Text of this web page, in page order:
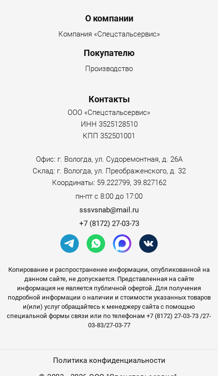
О компании
Компания «Спецстальсервис»
Покупателю
Производство
Контакты
ООО «Спецстальсервис»
ИНН 3525128510
КПП 352501001
Офис: г. Вологда, ул. Судоремонтная, д. 26А
Склад: г. Вологда, ул. Преображенского, д. 32
Координаты: 59.222799, 39.827162
пн-пт с 8:00 до 17:00
sssvsnab@mail.ru
+7 (8172) 27-03-73
Копирование и распространение информации, опубликованной на
данном сайте, не допускается. Представленная на сайте
информация не является публичной офертой. Для получения
подробной информации о наличии и стоимости указанных товаров
и(или) услуг обращайтесь к менеджеру сайта с помощью
специальной формы связи или по телефонам +7 (8172) 27-03-73 /27-
03-83/27-03-77
Политика конфиденциальности